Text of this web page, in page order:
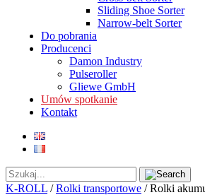
Sliding Shoe Sorter
Narrow-belt Sorter
Do pobrania
Producenci
Damon Industry
Pulseroller
Gliewe GmbH
Umów spotkanie
Kontakt
K-ROLL /Rolki transportowe /Rolki